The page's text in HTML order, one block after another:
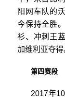
阳网车队的
今保持全胜
衫、冲刺王
加维利亚夺得
第四赛段
2017年